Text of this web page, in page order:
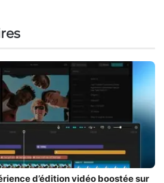
d’édition vidéo boostée sur